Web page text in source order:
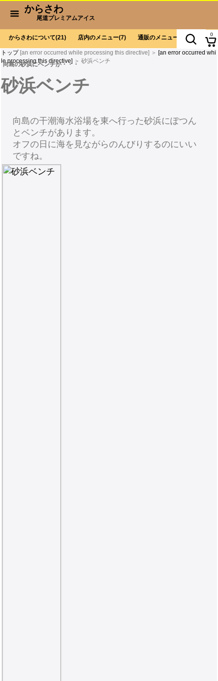
からさわ
尾道プレミアムアイス
からさわについて(21) 店内のメニュー(7) 通販のメニュー (9) お会計
0
向島の砂浜にベンチが・・・
トップ[an error occurred while processing this directive] ＞ [an error occurred whi
le processing this directive] ＞ 砂浜ベンチ
砂浜ベンチ
向島の干潮海水浴場を東へ行った砂浜にぽつん
とベンチがあります。
オフの日に海を見ながらのんびりするのにいい
ですね。